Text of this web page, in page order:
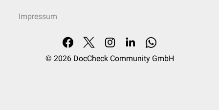
Impressum
© 2026 DocCheck Community GmbH